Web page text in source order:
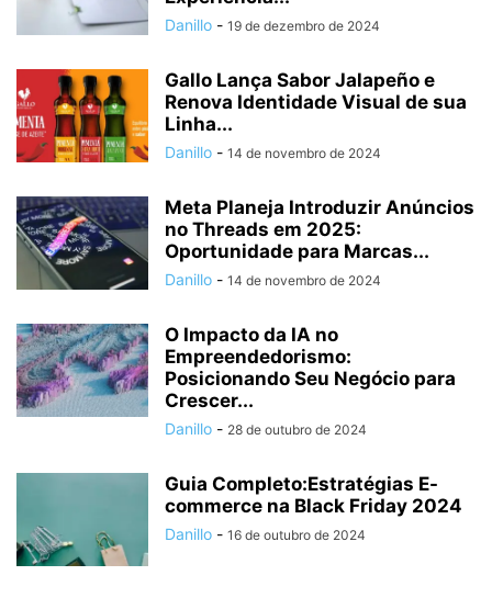
Danillo - 19 de dezembro de 2024
Gallo Lança Sabor Jalapeño e
Renova Identidade Visual de sua
Linha...
Danillo - 14 de novembro de 2024
Meta Planeja Introduzir Anúncios
no Threads em 2025:
Oportunidade para Marcas...
Danillo - 14 de novembro de 2024
O Impacto da IA no
Empreendedorismo:
Posicionando Seu Negócio para
Crescer...
Danillo - 28 de outubro de 2024
Guia Completo:Estratégias E-
commerce na Black Friday 2024
Danillo - 16 de outubro de 2024